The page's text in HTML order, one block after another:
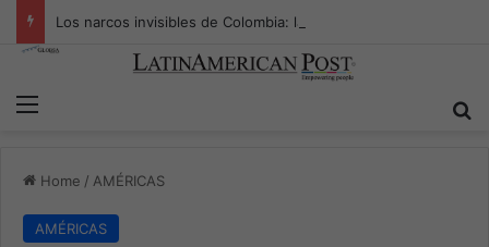
Home / AMÉRICAS
AMÉRICAS